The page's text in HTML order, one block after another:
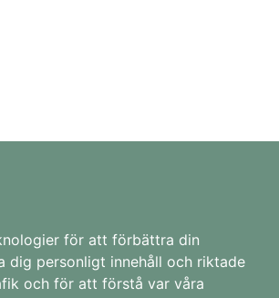
för att förbättra din
dig personligt innehåll och riktade
och för att förstå var våra
Gåvokit
oss